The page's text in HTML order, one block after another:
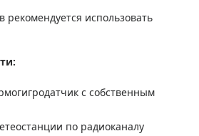
использовать
с собственным
по радиоканалу